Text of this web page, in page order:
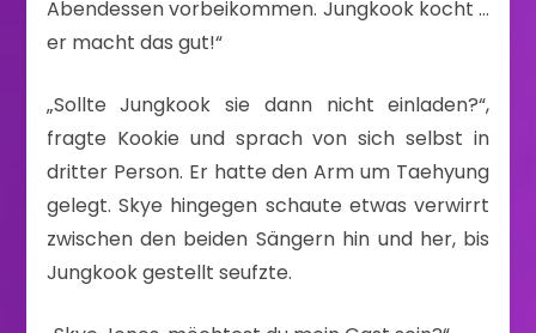
Abendessen vorbeikommen. Jungkook kocht …
er macht das gut!“
„Sollte Jungkook sie dann nicht einladen?“,
fragte Kookie und sprach von sich selbst in
dritter Person. Er hatte den Arm um Taehyung
gelegt. Skye hingegen schaute etwas verwirrt
zwischen den beiden Sängern hin und her, bis
Jungkook gestellt seufzte.